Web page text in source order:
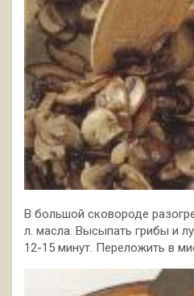
В большой сковороде
л. масла. Высыпать грибы и
12-15 минут. Переложить в